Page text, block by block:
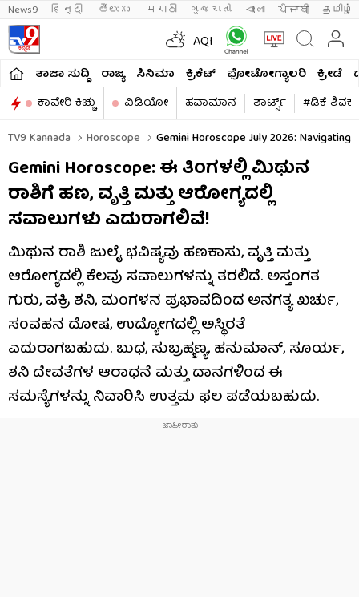
News9 हिन्दी తెలుగు मराठी ગુજરાતી বাংলা ਪੰਜਾਬੀ தமிழ்
AQI
ತಾಜಾ ಸುದ್ದಿ ರಾಜ್ಯ ಸಿನಿಮಾ ಕ್ರಿಕೆಟ್​ ಫೋಟೋಗ್ಯಾಲರಿ ಕ್ರೀಡೆ
ಕಾವೇರಿ ಕಿಚ್ಚು
ವಿಡಿಯೋ ಹವಾಮಾನ ಶಾರ್ಟ್ಸ್​
#ಡಿಕೆ
TV9 Kannada
Horoscope Gemini Horoscope July 2026:
Gemini Horoscope: ಈ ತಿಂಗಳಲ್ಲಿ ಮಿಥುನ
ರಾಶಿಗೆ ಹಣ, ವೃತ್ತಿ ಮತ್ತು ಆರೋಗ್ಯದಲ್ಲಿ
ಸವಾಲುಗಳು ಎದುರಾಗಲಿವೆ!
ಮಿಥುನ ರಾಶಿ ಜುಲೈ ಭವಿಷ್ಯವು ಹಣಕಾಸು, ವೃತ್ತಿ ಮತ್ತು
ಆರೋಗ್ಯದಲ್ಲಿ ಕೆಲವು ಸವಾಲುಗಳನ್ನು ತರಲಿದೆ. ಅಸ್ತಂಗತ
ಗುರು, ವಕ್ರಿ ಶನಿ, ಮಂಗಳನ ಪ್ರಭಾವದಿಂದ ಅನಗತ್ಯ ಖರ್ಚು,
ಸಂವಹನ ದೋಷ, ಉದ್ಯೋಗದಲ್ಲಿ ಅಸ್ಥಿರತೆ
ಎದುರಾಗಬಹುದು. ಬುಧ, ಸುಬ್ರಹ್ಮಣ್ಯ, ಹನುಮಾನ್, ಸೂರ್ಯ,
ಶನಿ ದೇವತೆಗಳ ಆರಾಧನೆ ಮತ್ತು ದಾನಗಳಿಂದ ಈ
ಸಮಸ್ಯೆಗಳನ್ನು ನಿವಾರಿಸಿ ಉತ್ತಮ ಫಲ ಪಡೆಯಬಹುದು.